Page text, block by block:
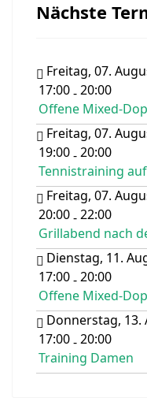
Nächste
Freitag, 07.
17:00-20:00
Offene Mixed-
Freitag, 07.
19:00-20:00
Tennistraining
Freitag, 07.
20:00-22:00
Grillabend nach
Dienstag, 11.
17:00-20:00
Offene Mixed-
Donnerstag, 13.
17:00-20:00
Training Damen